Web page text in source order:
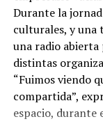
Durante la
culturales, y una
una radio abierta
distintas
“Fuimos viendo
compartida”,
espacio, durante